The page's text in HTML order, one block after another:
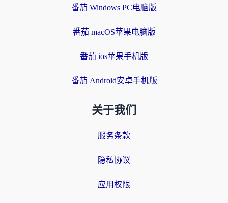
番茄 Windows PC电脑版
番茄 macOS苹果电脑版
番茄 ios苹果手机版
番茄 Android安卓手机版
关于我们
服务条款
隐私协议
应用权限